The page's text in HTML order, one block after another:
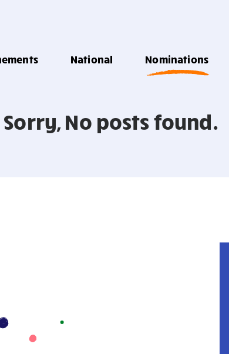
National Nominations
Sorry, No posts found.